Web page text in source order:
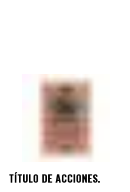
TÍTULO DE ACCIONES.